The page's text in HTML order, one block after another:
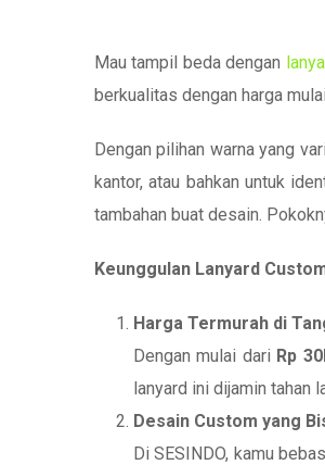
Mau tampil beda dengan
berkualitas dengan harga
Dengan pilihan warna yang
kantor, atau bahkan untuk
tambahan buat desain.
Keunggulan Lanyard
Harga Termurah di
Dengan mulai dari Rp
lanyard ini dijamin tahan
Desain Custom yang
Di SESINDO, kamu